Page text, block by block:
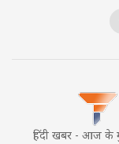
हिंदी खबर - आज के